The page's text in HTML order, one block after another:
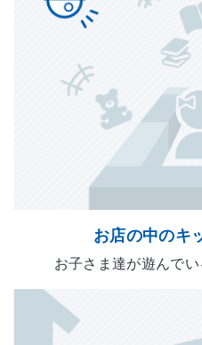
お店の中のキ
お子さま達が遊んでい